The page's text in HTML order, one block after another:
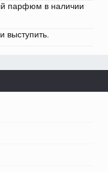
парфюм в наличии
выступить.